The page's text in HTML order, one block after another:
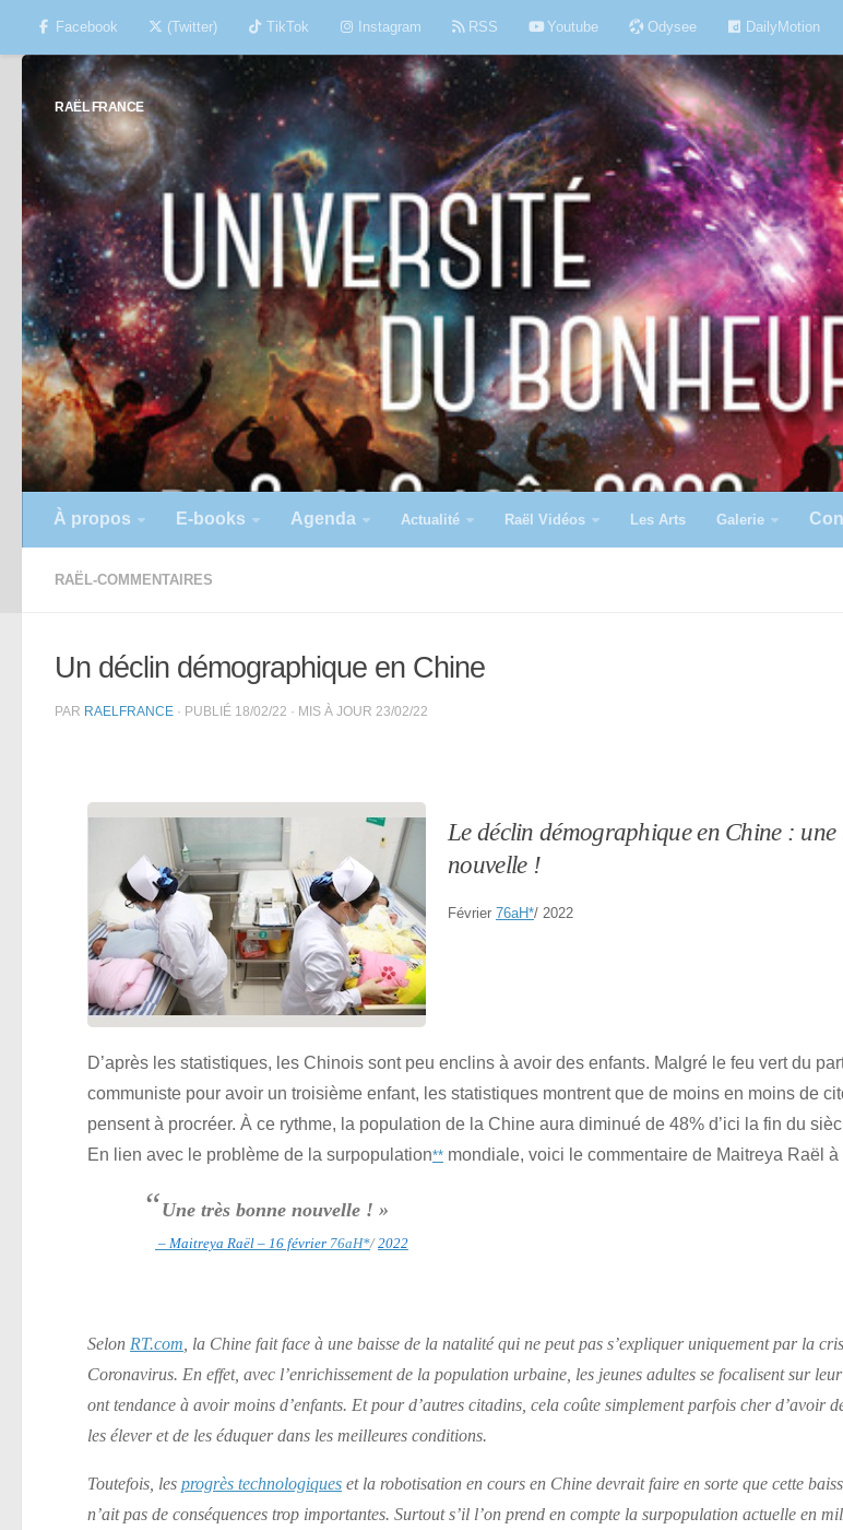
Skip to content
Facebook (Twitter) TikTok Instagram RSS Youtube Odysee DailyMotion
RAËL FRANCE
À propos E-books Agenda Actualité Raël Vidéos Les Arts Galerie
RAËL-COMMENTAIRES
Un déclin démographique en Chine
PAR RAELFRANCE · PUBLIÉ 18/02/22 · MIS À JOUR 23/02/22
Le déclin démographique en Chine : une
nouvelle !
Février 76aH*/ 2022
D’après les statistiques, les Chinois sont peu enclins à avoir des enfants. Malgré le feu vert du
communiste pour avoir un troisième enfant, les statistiques montrent que de moins en moins de
pensent à procréer. À ce rythme, la population de la Chine aura diminué de 48% d’ici la fin du
En lien avec le problème de la surpopulation** mondiale, voici le commentaire de Maitreya Raël à
“Une très bonne nouvelle ! »
– Maitreya Raël – 16 février 76aH*/2022
Selon RT.com, la Chine fait face à une baisse de la natalité qui ne peut pas s’expliquer uniquement par la
Coronavirus. En effet, avec l’enrichissement de la population urbaine, les jeunes adultes se focalisent sur
ont tendance à avoir moins d’enfants. Et pour d’autres citadins, cela coûte simplement parfois cher d’avoir
les élever et de les éduquer dans les meilleures conditions.
Toutefois, les progrès technologiques et la robotisation en cours en Chine devrait faire en sorte que cette
n’ait pas de conséquences trop importantes. Surtout s’il l’on prend en compte la surpopulation actuelle en